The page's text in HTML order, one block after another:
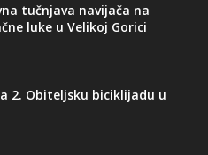
tučnjava navijača na
luke u Velikoj Gorici
2. Obiteljsku biciklijadu u